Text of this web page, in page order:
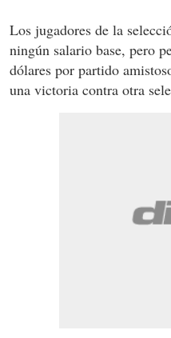
Los jugadores de la
ningún salario base, pero
dólares por partido
una victoria contra otra